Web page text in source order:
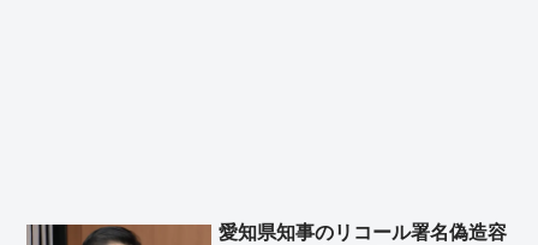
愛知県知事のリコール署名偽造容